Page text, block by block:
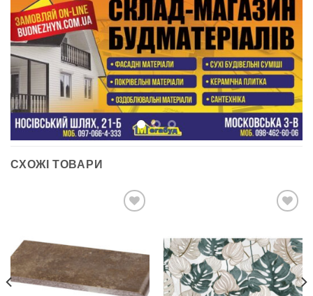
СХОЖІ ТОВАРИ
ДОДАТИ
ДО
СПИСКУ
БАЖАНЬ
ДОДАТИ
ДО
СПИСКУ
БАЖАНЬ